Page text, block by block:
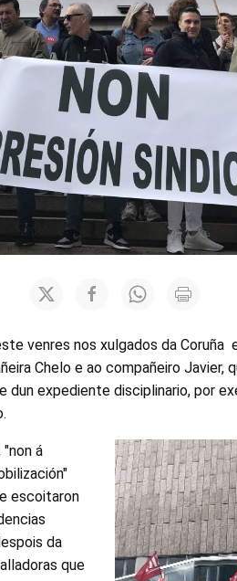
venres nos xulgados da
Chelo e ao compañeiro Javier,
dun expediente disciplinario, por
á
escoitaron
da
que